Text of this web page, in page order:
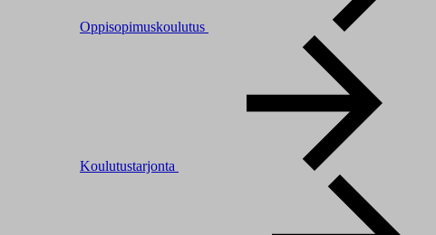
Oppisopimuskoulutus
Koulutustarjonta